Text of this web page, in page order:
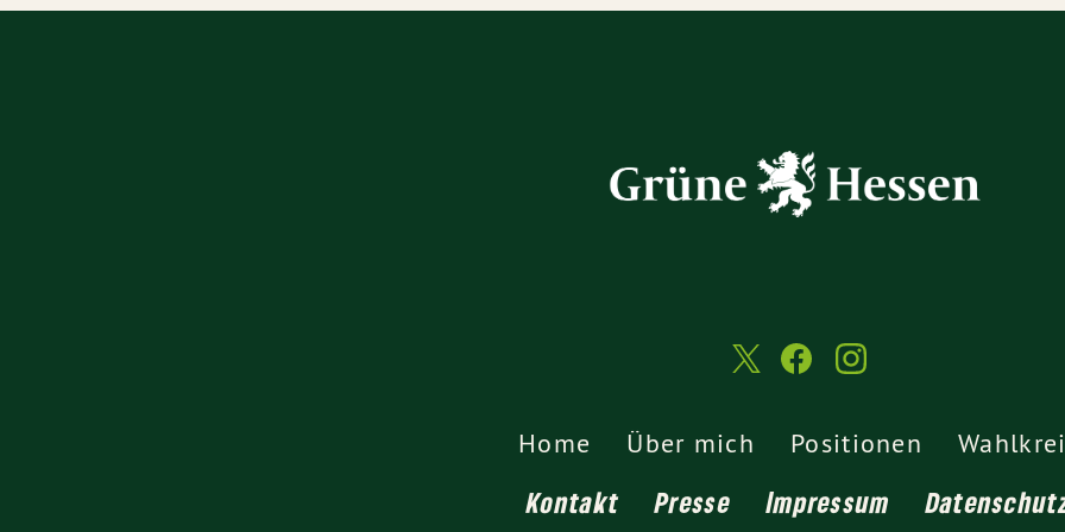
Home Über mich Positionen
Kontakt Presse Impressum